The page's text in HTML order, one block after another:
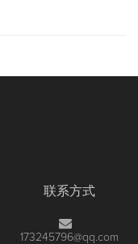
联系方式
173245796@qq.com